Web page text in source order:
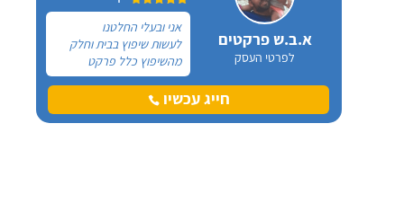
א.ב.ש פרקטים
לפרטי העסק
אני ובעלי החלטנו
לעשות שיפוץ בבית וחלק
מהשיפוץ כלל פרקט
למינציה שיותקן מעל
הריצוף (הישן) הקיים. קנינו
את הפרקט מחנות חיצונית
חייג עכשיו